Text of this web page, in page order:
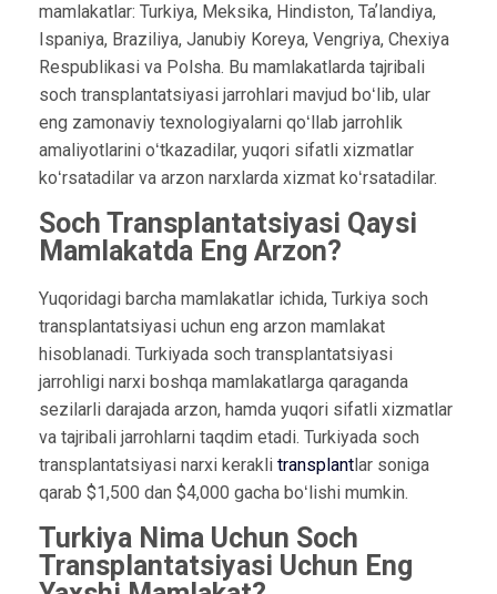
mamlakatlar: Turkiya, Meksika, Hindiston, Taʼlandiya,
Ispaniya, Braziliya, Janubiy Koreya, Vengriya, Chexiya
Respublikasi va Polsha. Bu mamlakatlarda tajribali
soch transplantatsiyasi jarrohlari mavjud boʻlib, ular
eng zamonaviy texnologiyalarni qoʻllab jarrohlik
amaliyotlarini oʻtkazadilar, yuqori sifatli xizmatlar
koʻrsatadilar va arzon narxlarda xizmat koʻrsatadilar.
Soch Transplantatsiyasi Qaysi
Mamlakatda Eng Arzon?
Yuqoridagi barcha mamlakatlar ichida, Turkiya soch
transplantatsiyasi uchun eng arzon mamlakat
hisoblanadi. Turkiyada soch transplantatsiyasi
jarrohligi narxi boshqa mamlakatlarga qaraganda
sezilarli darajada arzon, hamda yuqori sifatli xizmatlar
va tajribali jarrohlarni taqdim etadi. Turkiyada soch
transplantatsiyasi narxi kerakli transplantlar soniga
qarab $1,500 dan $4,000 gacha boʻlishi mumkin.
Turkiya Nima Uchun Soch
Transplantatsiyasi Uchun Eng